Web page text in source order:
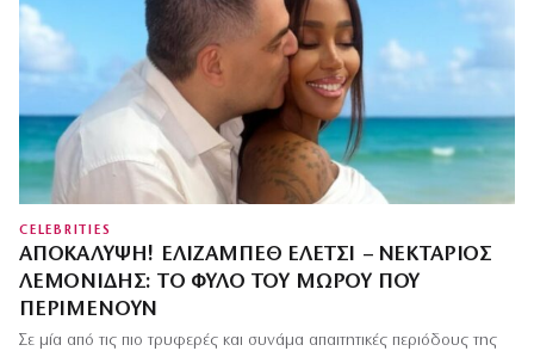
CELEBRITIES
ΑΠΟΚΆΛΥΨΗ! ΕΛΊΖΑΜΠΕΘ ΕΛΈΤΣΙ – ΝΕΚΤΆΡΙΟΣ
ΛΕΜΟΝΊΔΗΣ: ΤΟ ΦΎΛΟ ΤΟΥ ΜΩΡΟΎ ΠΟΥ
ΠΕΡΙΜΈΝΟΥΝ
Σε μία από τις πιο τρυφερές και συνάμα απαιτητικές περιόδους της